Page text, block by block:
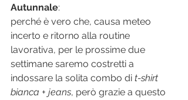
Autunnale:
perché è vero che, causa meteo
incerto e ritorno alla routine
lavorativa, per le prossime due
settimane saremo costretti a
indossare la solita combo di t-shirt
bianca + jeans, però grazie a questo